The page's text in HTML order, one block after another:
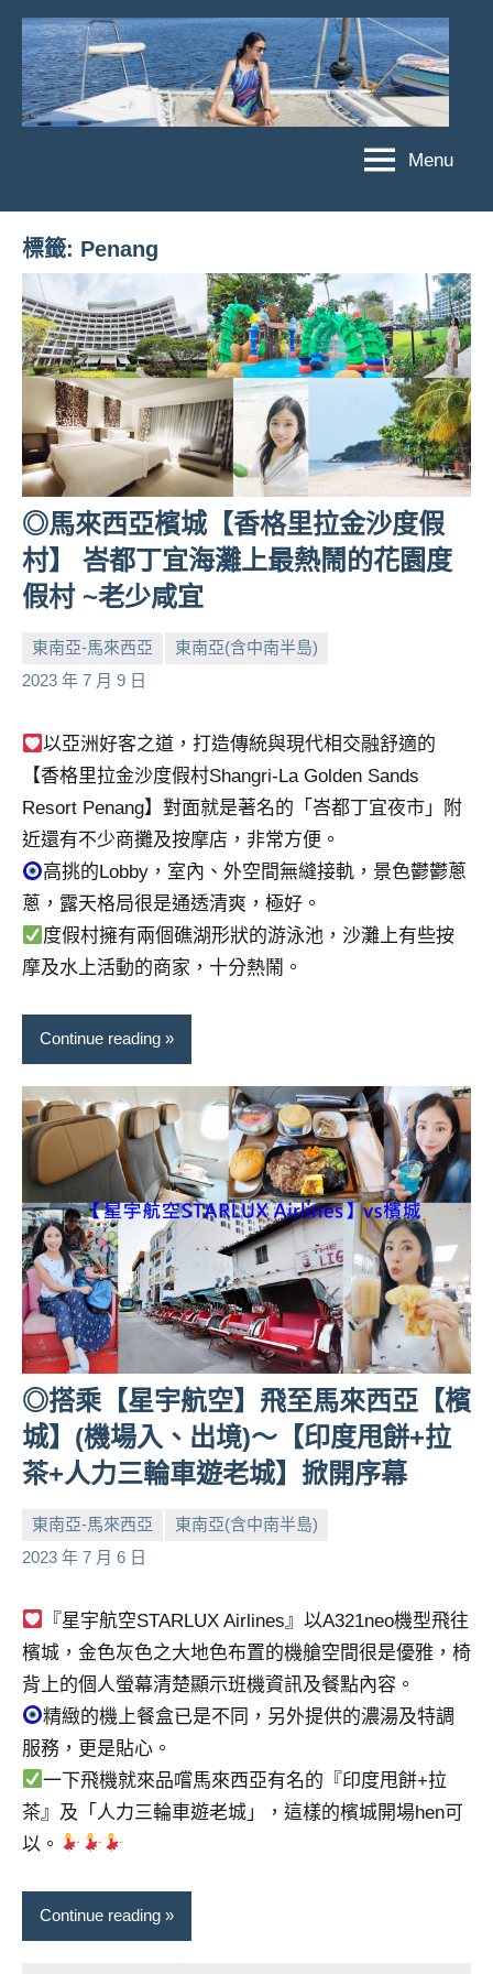
Skip
content
菲
亞
娃
JEFFIA
FANG
亞
娃
粉
絲
團、
旅
遊、
達
人
帶
路、
旅
節
目
News
金
探
號
節
班
底、
外
節
持、
吳
哥
窟
泰
國
旅
遊
書
作
者、
各
發
表
會
活
動
學
校
企
業
座、
部
落
客
旅
雜
Menu
標籤: Penang
◎馬來西亞檳城【香格里拉金沙度假
村】 峇都丁宜海灘上最熱鬧的花園度
假村 ~老少咸宜
東南亞-馬來西亞
東南亞(含中南半島)
2023 年 7 月 9 日
小
No
以亞洲好客之道，打造傳統與現代相交融舒適的
【香格里拉金沙度假村Shangri-La Golden Sands
Resort Penang】對面就是著名的「峇都丁宜夜市」附
近還有不少商攤及按摩店，非常方便。
高挑的Lobby，室內、外空間無縫接軌，景色鬱鬱蔥
蔥，露天格局很是通透清爽，極好。
度假村擁有兩個礁湖形狀的游泳池，沙灘上有些按
摩及水上活動的商家，十分熱鬧。
Continue reading
◎搭乘【星宇航空】飛至馬來西亞【檳
城】(機場入、出境)～【印度甩餅+拉
茶+人力三輪車遊老城】掀開序幕
東南亞-馬來西亞
東南亞(含中南半島)
2023 年 7 月 6 日
小
No
『星宇航空STARLUX Airlines』以A321neo機型飛往
檳城，金色灰色之大地色布置的機艙空間很是優雅，椅
背上的個人螢幕清楚顯示班機資訊及餐點內容。
精緻的機上餐盒已是不同，另外提供的濃湯及特調
服務，更是貼心。
一下飛機就來品嚐馬來西亞有名的『印度甩餅+拉
茶』及「人力三輪車遊老城」，這樣的檳城開場hen可
以。
Continue reading